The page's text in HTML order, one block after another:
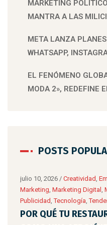
MARKETING
MANTRA A LAS
META LANZA
WHATSAPP,
EL FENÓMENO
MODA 2», REDEFINE
POSTS
julio 10, 2026 / Creatividad
Marketing Marketing Digital
Publicidad ,Tecnología ,
POR QUÉ TU